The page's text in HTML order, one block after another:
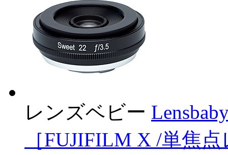
レンズベビー
［FUJIFILM X /単焦